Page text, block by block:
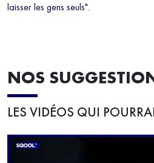
laisser les gens seuls".
NOS
LES VIDÉOS QUI